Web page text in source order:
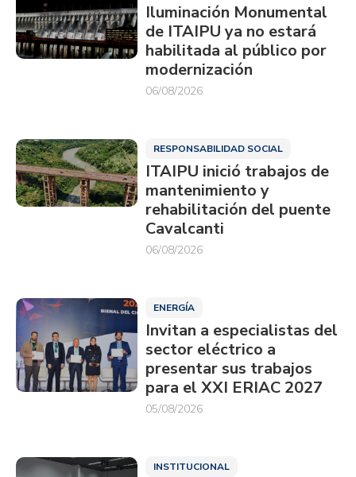
Iluminación Monumental
de ITAIPU ya no estará
habilitada al público por
modernización
06/08/2026
RESPONSABILIDAD SOCIAL
ITAIPU inició trabajos de
mantenimiento y
rehabilitación del puente
Cavalcanti
06/08/2026
ENERGÍA
Invitan a especialistas del
sector eléctrico a
presentar sus trabajos
para el XXI ERIAC 2027
05/08/2026
INSTITUCIONAL